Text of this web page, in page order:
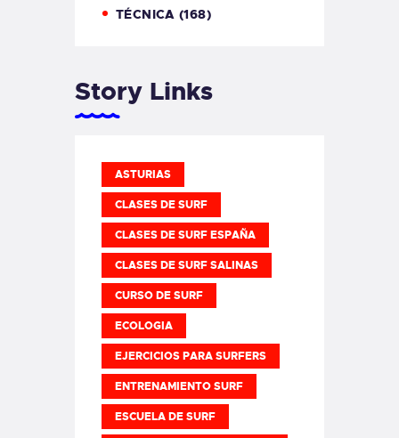
TÉCNICA (168)
Story Links
ASTURIAS
CLASES DE SURF
CLASES DE SURF ESPAÑA
CLASES DE SURF SALINAS
CURSO DE SURF
ECOLOGIA
EJERCICIOS PARA SURFERS
ENTRENAMIENTO SURF
ESCUELA DE SURF